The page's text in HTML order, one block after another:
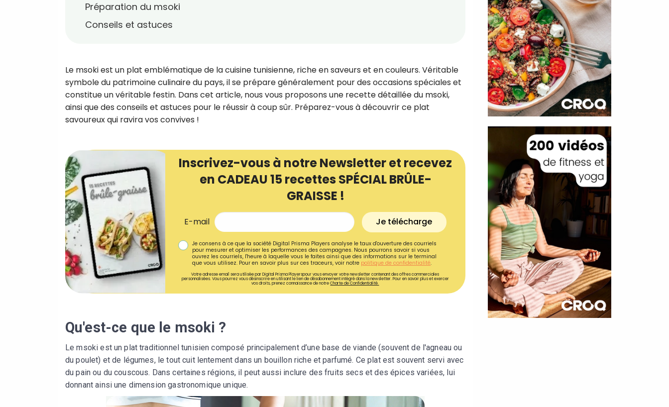
Préparation du msoki
Conseils et astuces
Le msoki est un plat emblématique de la cuisine tunisienne, riche en saveurs et en couleurs. Véritable
symbole du patrimoine culinaire du pays, il se prépare généralement pour des occasions spéciales et
constitue un véritable festin. Dans cet article, nous vous proposons une recette détaillée du msoki,
ainsi que des conseils et astuces pour le réussir à coup sûr. Préparez-vous à découvrir ce plat
savoureux qui ravira vos convives !
Inscrivez-vous à notre Newsletter et recevez
en CADEAU 15 recettes SPÉCIAL BRÛLE-
GRAISSE !
E-mail Je télécharge
Je consens à ce que la société Digital Prisma Players analyse le taux d'ouverture des courriels
pour mesurer et optimiser les performances des campagnes. Nous pourrons savoir si vous
ouvrez les courriels, l'heure à laquelle vous le faites ainsi que des informations sur le terminal
que vous utilisez. Pour en savoir plus sur ces traceurs, voir notre politique de confidentialité.
Votre adresse email sera utilisée par Digital Prisma Playerspour vous envoyer votre newsletter contenant des offres commerciales
personnalisées. Vous pourrez vous désinscrire en utilisant le lien de désabonnement intégré dans la newsletter. Pour en savoir plus et exercer
vos droits, prenez connaissance de notreCharte de Confidentialité.
Qu'est-ce que le msoki ?
Le msoki est un plat traditionnel tunisien composé principalement d’une base de viande (souvent de l'agneau ou
du poulet) et de légumes, le tout cuit lentement dans un bouillon riche et parfumé. Ce plat est souvent servi avec
du pain ou du couscous. Dans certaines régions, il peut aussi inclure des fruits secs et des épices variées, lui
donnant ainsi une dimension gastronomique unique.
Recevez gratuitement 180
recettes inédites de CROQ
Ainsi que la newsletter promotionnelle de